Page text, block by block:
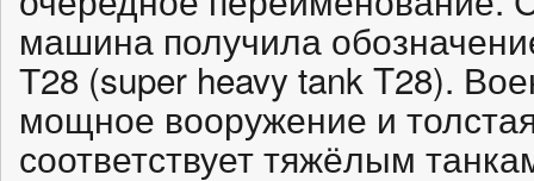
машина получила
Т28 (super heavy tank T28).
мощное вооружение и
соответствует тяжёлым